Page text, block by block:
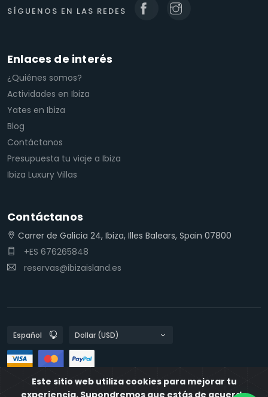
SÍGUENOS EN LAS REDES
Enlaces de interés
¿Quiénes somos?
Actividades en Ibiza
Yates en Ibiza
Blog
Contáctanos
Presupuesta tu viaje a Ibiza
Ibiza Luxury Villas
Contáctanos
Carrer de Galicia 24, Ibiza, Illes Balears, Spain 07800
+ES 676265848
reservas@ibizaisland.es
Políticas de privacidad Políticas de Cookies IbizaIsland
Este sitio web utiliza cookies para mejorar tu
experiencia. Supondremos que estás de acuerdo